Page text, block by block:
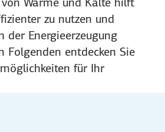
zu nutzen und
der Energie­erzeugung
Folgenden entdecken Sie
für Ihr